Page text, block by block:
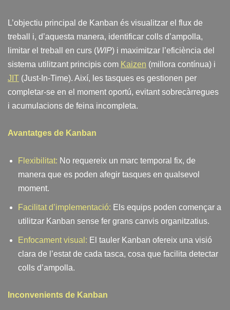
L’objectiu principal de Kanban és visualitzar el flux de
treball i, d’aquesta manera, identificar colls d’ampolla,
limitar el treball en curs (WIP) i maximitzar l’eficiència del
sistema utilitzant principis com Kaizen (millora contínua) i
JIT (Just-In-Time). Així, les tasques es gestionen per
completar-se en el moment oportú, evitant sobrecàrregues
i acumulacions de feina incompleta.
Avantatges de Kanban
Flexibilitat: No requereix un marc temporal fix, de
manera que es poden afegir tasques en qualsevol
moment.
Facilitat d’implementació: Els equips poden començar a
utilitzar Kanban sense fer grans canvis organitzatius.
Enfocament visual: El tauler Kanban ofereix una visió
clara de l’estat de cada tasca, cosa que facilita detectar
colls d’ampolla.
Inconvenients de Kanban